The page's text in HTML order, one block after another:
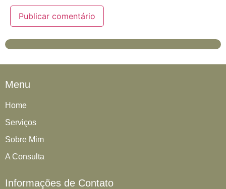
Menu
Home
Serviços
Sobre Mim
A Consulta
Informações de Contato